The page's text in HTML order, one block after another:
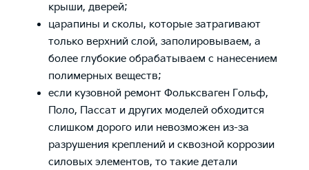
крыши, дверей;
царапины и сколы, которые затрагивают
только верхний слой, заполировываем, а
более глубокие обрабатываем с нанесением
полимерных веществ;
если кузовной ремонт Фольксваген Гольф,
Поло, Пассат и других моделей обходится
слишком дорого или невозможен из-за
разрушения креплений и сквозной коррозии
силовых элементов, то такие детали